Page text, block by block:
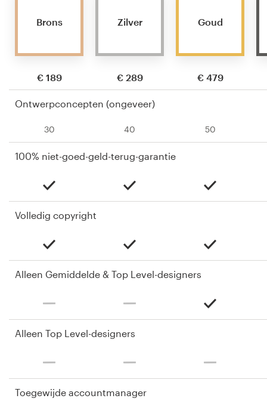
Brons
€ 189
Zilver
€ 289
Goud
€ 479
Ontwerpconcepten (ongeveer)
30 40 50
100% niet-goed-geld-terug-garantie
Volledig copyright
Alleen Gemiddelde & Top Level-designers
Alleen Top Level-designers
Toegewijde accountmanager